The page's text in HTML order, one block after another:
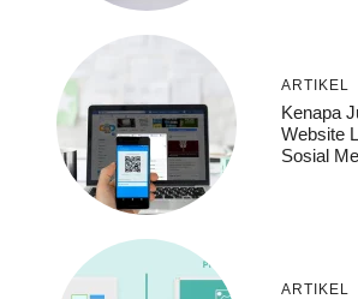
ARTIKEL
Kenapa
Website
Sosial
ARTIKEL